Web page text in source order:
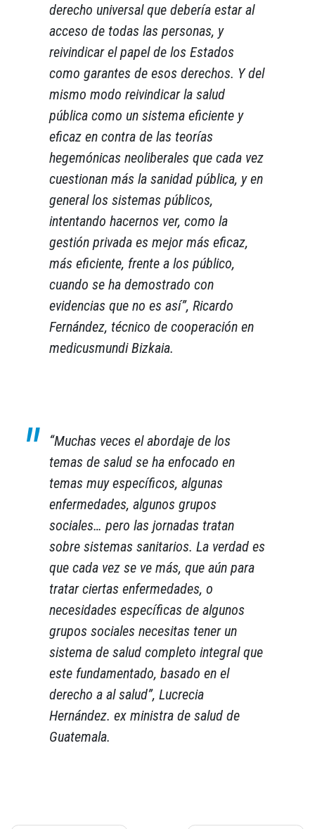
derecho universal que debería estar al
acceso de todas las personas, y
reivindicar el papel de los Estados
como garantes de esos derechos. Y del
mismo modo reivindicar la salud
pública como un sistema eficiente y
eficaz en contra de las teorías
hegemónicas neoliberales que cada vez
cuestionan más la sanidad pública, y en
general los sistemas públicos,
intentando hacernos ver, como la
gestión privada es mejor más eficaz,
más eficiente, frente a los público,
cuando se ha demostrado con
evidencias que no es así”, Ricardo
Fernández, técnico de cooperación en
medicusmundi Bizkaia.
“Muchas veces el abordaje de los
temas de salud se ha enfocado en
temas muy específicos, algunas
enfermedades, algunos grupos
sociales… pero las jornadas tratan
sobre sistemas sanitarios. La verdad es
que cada vez se ve más, que aún para
tratar ciertas enfermedades, o
necesidades específicas de algunos
grupos sociales necesitas tener un
sistema de salud completo integral que
este fundamentado, basado en el
derecho a al salud”, Lucrecia
Hernández. ex ministra de salud de
Guatemala.